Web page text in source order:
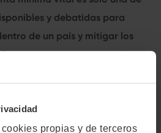
propias y de terceros
y debatidas para
de un país y mitigar los
Esperamos que esta entrada te
perspectiva el IMV y entiendas
que te puede interesar para